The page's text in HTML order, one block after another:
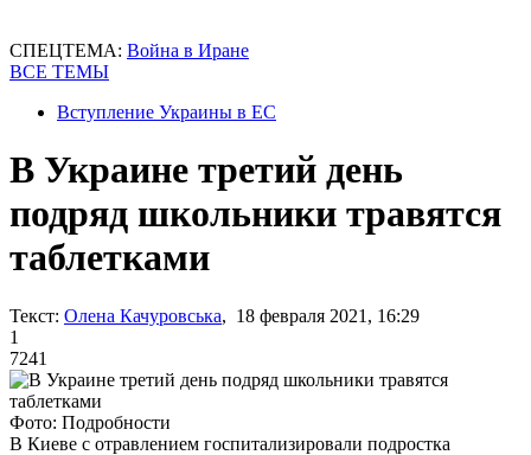
СПЕЦТЕМА: Война в Иране
ВСЕ ТЕМЫ
Вступление Украины в ЕС
В Украине третий день
подряд школьники травятся
таблетками
Текст: Олена Качуровська, 18 февраля 2021, 16:29
1
7241
Фото: Подробности
В Киеве с отравлением госпитализировали подростка